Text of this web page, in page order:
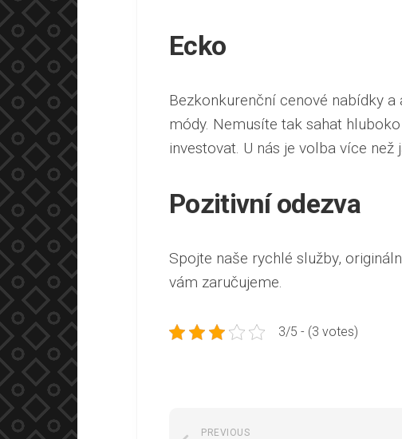
Ecko
Bezkonkurenční cenové nabídky
módy. Nemusíte tak sahat
investovat. U nás je volba více než
Pozitivní odezva
Spojte naše rychlé služby,
vám zaručujeme.
3/5 - (3 votes)
PREVIOUS